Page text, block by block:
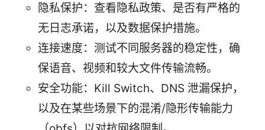
隐私保护：查看隐私政策、是否有严格的
无日志承诺，以及数据保护措施。
连接速度：测试不同服务器的稳定性，确
保语音、视频和较大文件传输流畅。
安全功能：Kill Switch、DNS 泄漏保护，
以及在某些场景下的混淆/隐形传输能力